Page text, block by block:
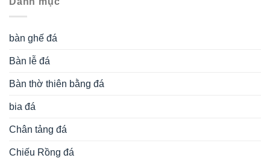
bàn ghế đá
Bàn lễ đá
Bàn thờ thiên bằng đá
bia đá
Chân tảng đá
Chiếu Rồng đá